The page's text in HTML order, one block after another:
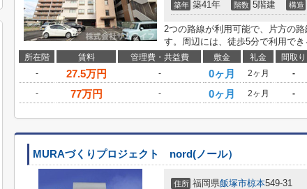
築年 築41年 階数 5階建 構造
2つの路線が利用可能で、片方の
す。周辺には、徒歩5分で利用でき
所在階 賃料 管理費・共益費 敷金 礼金 間取り
-
27.5万円 - 0ヶ月 2ヶ月 -
-
77万円 - 0ヶ月 2ヶ月 -
MURAづくりプロジェクト nord(ノール）
住所 福岡県飯塚市椋本549-31